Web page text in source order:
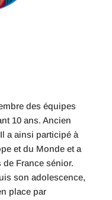
des équipes
10 ans. Ancien
a ainsi participé à
et du Monde et a
France sénior.
son adolescence,
place par